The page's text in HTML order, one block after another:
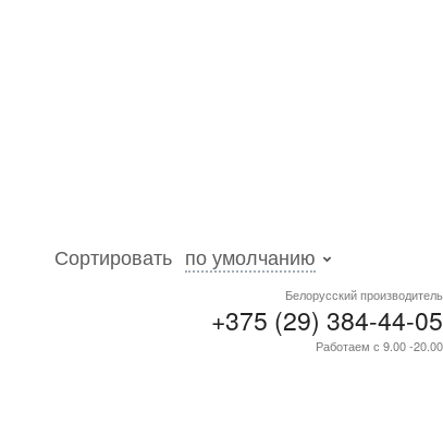
Белорусский производитель
+375 (29) 384-44-05
Работаем с 9.00 -20.00
Сортировать по умолчанию